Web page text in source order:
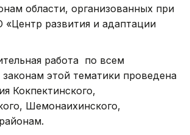
области, организованных при
«Центр развития и адаптации
работа по всем
законам этой тематики проведена
Кокпектинского,
Шемонаихинского,